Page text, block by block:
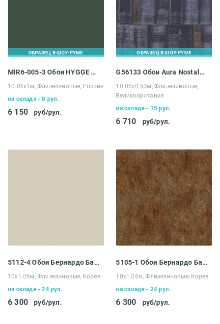
ОБРАЗЕЦ В ШОУ-РУМЕ
MIR6-005-3 Обои HYGGE Roll Made in Russia
10.05х1м, Флизелиновые, Россия
на складе - 8 рул.
6 150 руб/рул.
ОБРАЗЕЦ В ШОУ-РУМЕ
G56133 Обои Aura Nostalgie
10.05х0.53м, Флизелиновые,
Великобритания
на складе - 15 рул.
6 710 руб/рул.
5112-4 Обои Бернардо Барталуччи Абрузо
10х1.06м, Флизелиновые, Корея
на складе - 24 рул.
6 300 руб/рул.
5105-1 Обои Бернардо Барталуччи Абрузо
10х1.06м, Флизелиновые, Корея
на складе - 24 рул.
6 300 руб/рул.